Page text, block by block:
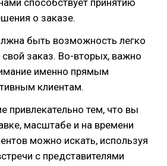
способствует принятию
о заказе.
быть возможность легко
заказ. Во-вторых, важно
именно прямым
клиентам.
привлекательно тем, что вы
масштабе и на времени
можно искать, используя
с представителями